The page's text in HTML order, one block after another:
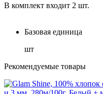
В комплект входит 2 шт.
Базовая единица
шт
Рекомендуемые товары